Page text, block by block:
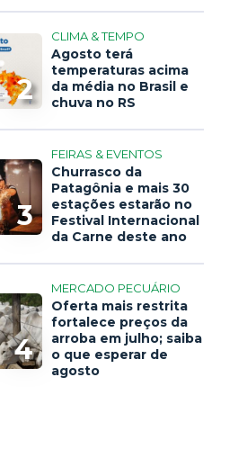
2
CLIMA & TEMPO
Agosto terá
temperaturas acima
da média no Brasil e
chuva no RS
3
FEIRAS & EVENTOS
Churrasco da
Patagônia e mais 30
estações estarão no
Festival Internacional
da Carne deste ano
4
MERCADO PECUÁRIO
Oferta mais restrita
fortalece preços da
arroba em julho; saiba
o que esperar de
agosto